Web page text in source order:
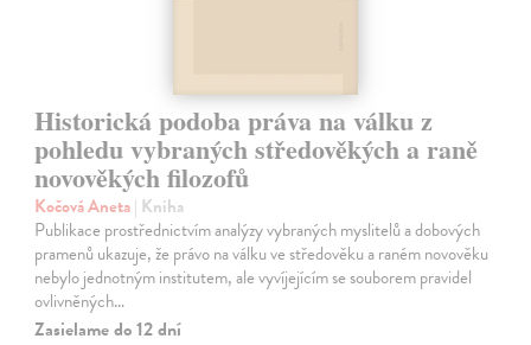
Historická podoba práva na válku z
pohledu vybraných středověkých a raně
novověkých filozofů
Kočová Aneta| Kniha
Publikace prostřednictvím analýzy vybraných myslitelů a dobových
pramenů ukazuje, že právo na válku ve středověku a raném novověku
nebylo jednotným institutem, ale vyvíjejícím se souborem pravidel
ovlivněných…
Zasielame do 12 dní